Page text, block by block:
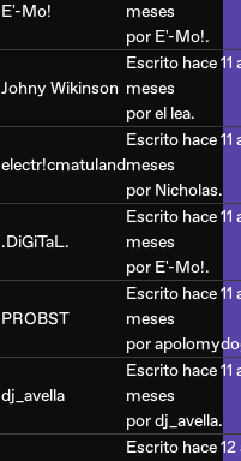
E'-Mo!
meses
por E'-Mo!.
Johny Wikinson
Escrito hace 11
meses
porel lea.
electr!cmatuland
Escrito hace 11
meses
por Nicholas.
.DiGiTaL.
Escrito hace 11
meses
por E'-Mo!.
PROBST
Escrito hace 11
meses
por
dj_avella
Escrito hace 11
meses
pordj_avella.
Escrito hace